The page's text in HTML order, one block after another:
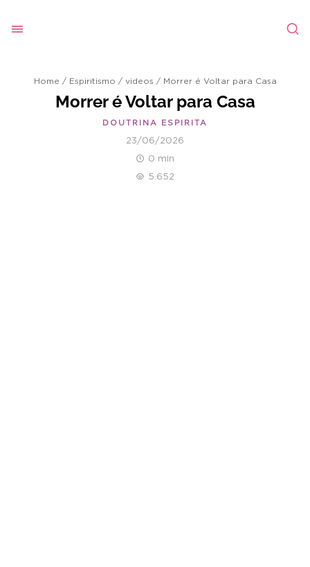
Home / Espiritismo / videos / Morrer é Voltar para Casa
Morrer é Voltar para Casa
DOUTRINA ESPIRITA
23/06/2026
0 min
5.652